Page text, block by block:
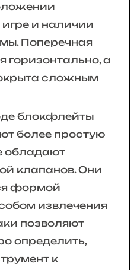
и наличии
Поперечная
а
сложным
блокфлейты
более простую
обладают
клапанов. Они
формой
извлечения
позволяют
определить,
к